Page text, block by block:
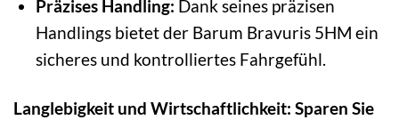
Präzises Handling: Dank seines präzisen
Handlings bietet der Barum Bravuris 5HM ein
sicheres und kontrolliertes Fahrgefühl.
Langlebigkeit und Wirtschaftlichkeit: Sparen Sie